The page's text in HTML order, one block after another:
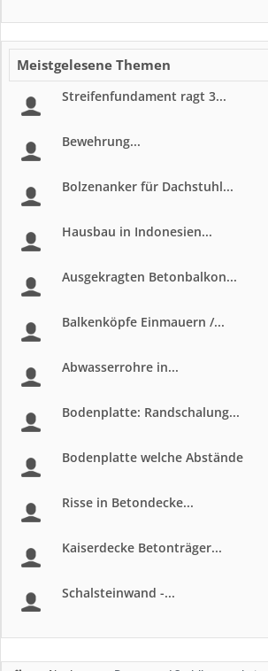
Meistgelesene Themen
Streifenfundament ragt 3...
Bewehrung...
Bolzenanker für Dachstuhl...
Hausbau in Indonesien...
Ausgekragten Betonbalkon...
Balkenköpfe Einmauern /...
Abwasserrohre in...
Bodenplatte: Randschalung...
Bodenplatte welche Abstände
Risse in Betondecke...
Kaiserdecke Betonträger...
Schalsteinwand -...